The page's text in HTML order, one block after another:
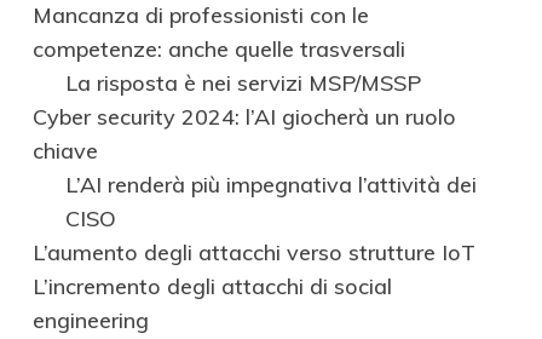
Mancanza di professionisti con le
competenze: anche quelle trasversali
La risposta è nei servizi MSP/MSSP
Cyber security 2024: l’AI giocherà un ruolo
chiave
L’AI renderà più impegnativa l’attività dei
CISO
L’aumento degli attacchi verso strutture IoT
L’incremento degli attacchi di social
engineering